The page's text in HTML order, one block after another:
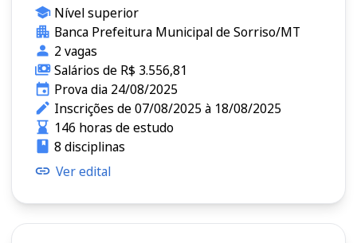
Nível superior
Banca Prefeitura Municipal de Sorriso/MT
2 vagas
Salários de R$ 3.556,81
Prova dia 24/08/2025
Inscrições de 07/08/2025 à 18/08/2025
146 horas de estudo
8 disciplinas
Ver edital